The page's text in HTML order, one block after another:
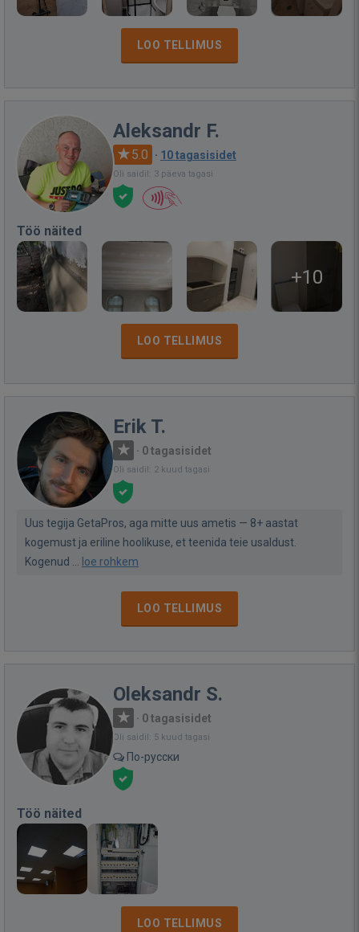
LOO TELLIMUS
Aleksandr F.
5.0 · 10 tagasisidet
Oli saidil: 3 päeva tagasi
Töö näited
+10
LOO TELLIMUS
Erik T.
· 0 tagasisidet
Oli saidil: 2 kuud tagasi
Uus tegija GetaPros, aga mitte uus ametis — 8+ aastat
kogemust ja eriline hoolikuse, et teenida teie usaldust.
Kogenud ...
loe rohkem
LOO TELLIMUS
Oleksandr S.
· 0 tagasisidet
Oli saidil: 5 kuud tagasi
По-русски
Töö näited
LOO TELLIMUS